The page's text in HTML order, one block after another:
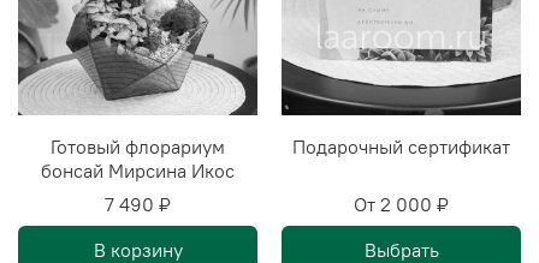
Готовый флорариум
бонсай Мирсина Икос
7 490 ₽
В корзину
Подарочный сертификат
От 2 000 ₽
Выбрать